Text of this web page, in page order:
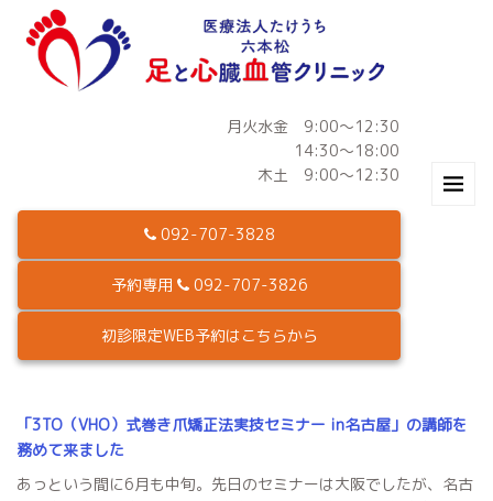
月火水金 9:00～12:30
14:30～18:00
木土 9:00～12:30
092-707-3828
予約専用 092-707-3826
初診限定WEB予約はこちらから
「3TO（VHO）式巻き爪矯正法実技セミナー in名古屋」の講師を
務めて来ました
あっという間に6月も中旬。先日のセミナーは大阪でしたが、名古